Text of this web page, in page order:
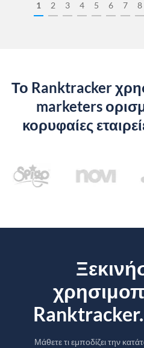
1 2 3 4 5 6 7 8
Το Ranktracker
marketers
κορυφαίες
Μάθετε τι εμποδίζει την